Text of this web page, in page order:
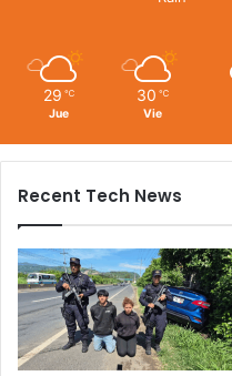
29 ℃
Jue
30 ℃
Vie
Recent Tech News